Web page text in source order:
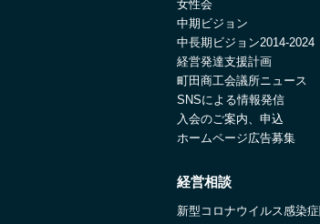
女性会
中期ビジョン
中長期ビジョン2014-2024
経営発達支援計画
町田商工会議所ニュース
SNSによる情報発信
入会のご案内、申込
ホームページ広告募集
経営相談
新型コロナウイルス感染